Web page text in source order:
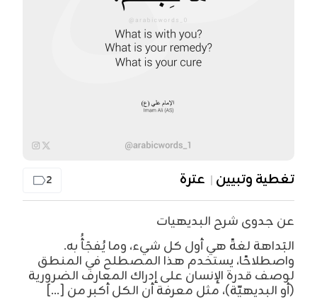
تغطية وتبيين عترة 2
عن جدوى شرح البديهيات
البَداهة لغةً هي أول كل شيء، وما يُفجَأُ به.
واصطلاحًا، يستخدم هذا المصطلح في المنطق
لوصف قدرة الإنسان على إدراك المعارف الضرورية
(أو البديهيّة)، مثل معرفة أن الكل أكبر من [...]